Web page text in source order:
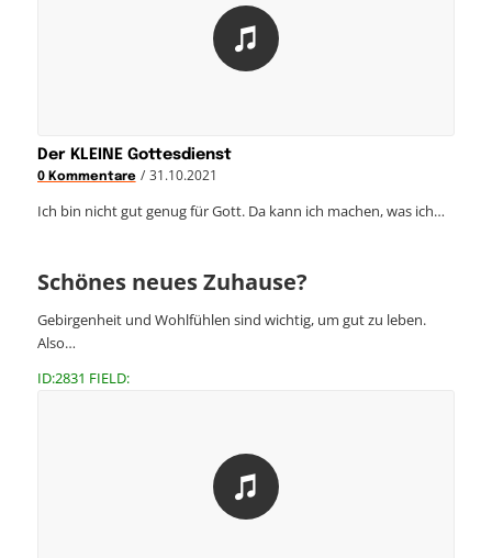
Der KLEINE Gottesdienst
0 Kommentare / 31.10.2021
Ich bin nicht gut genug für Gott. Da kann ich machen, was ich…
Schönes neues Zuhause?
Gebirgenheit und Wohlfühlen sind wichtig, um gut zu leben.
Also…
ID:2831 FIELD: